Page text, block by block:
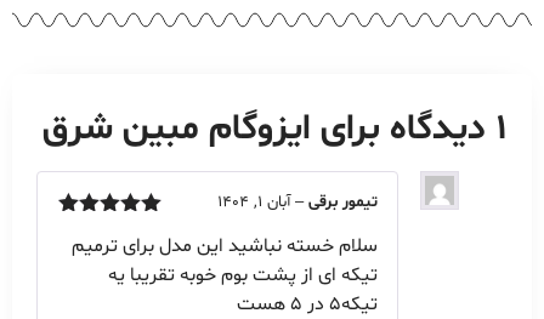
1 دیدگاه برای ایزوگام مبین شرق
5
تیمور برقی– آبان 1, 1404
سلام خسته نباشید این مدل برای ترمیم
تیکه ای از پشت بوم خوبه تقریبا یه
تیکه5 در 5 هست